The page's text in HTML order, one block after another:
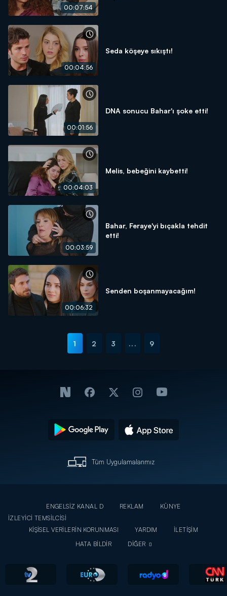
00:07:54
00:04:56
Seda köşeye sıkıştı!
00:01:56
DNA sonucu Bahar'ı şoke etti!
00:04:03
Melis, bebeğini kaybetti!
00:03:59
Bahar, Feraye'yi bıçakla tehdit
etti!
00:06:32
Senden boşanmayacağım!
1 2 3 ... 9
Tüm Uygulamalarımız
ENGELSİZ KANAL D REKLAM
KÜNYE
İZLEYİCİ TEMSİLCİSİ
KİŞİSEL VERİLERİN KORUNMASI
YARDIM
İLETİŞİM
HATA BİLDİR
DİĞER